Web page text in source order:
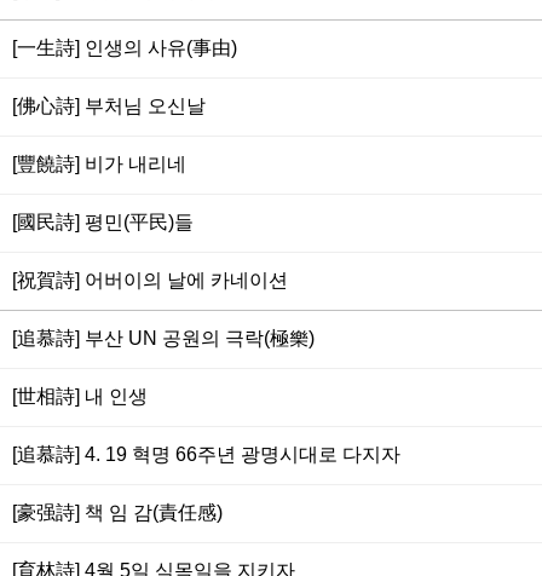
[一生詩] 인생의 사유(事由)
[佛心詩] 부처님 오신날
[豐饒詩] 비가 내리네
[國民詩] 평민(平民)들
[祝賀詩] 어버이의 날에 카네이션
[追慕詩] 부산 UN 공원의 극락(極樂)
[世相詩] 내 인생
[追慕詩] 4. 19 혁명 66주년 광명시대로 다지자
[豪强詩] 책 임 감(責任感)
[育林詩] 4월 5일 식목일을 지키자